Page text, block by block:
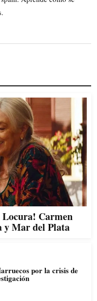
Locura! Carmen
y Mar del Plata
por la crisis de